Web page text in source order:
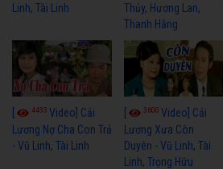
Linh, Tài Linh
Thủy, Hương Lan,
Thanh Hằng
4433 Video] Cải
Lương Nợ Cha Con Trả
- Vũ Linh, Tài Linh
3600Video] Cải
Lương Xưa Còn
Duyên - Vũ Linh, Tài
Linh, Trọng Hữu